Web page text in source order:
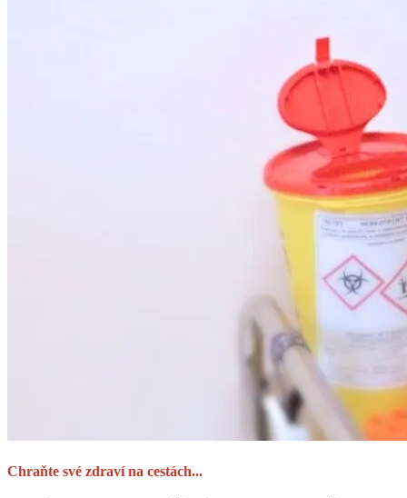
Chraňte své zdraví na cestách...